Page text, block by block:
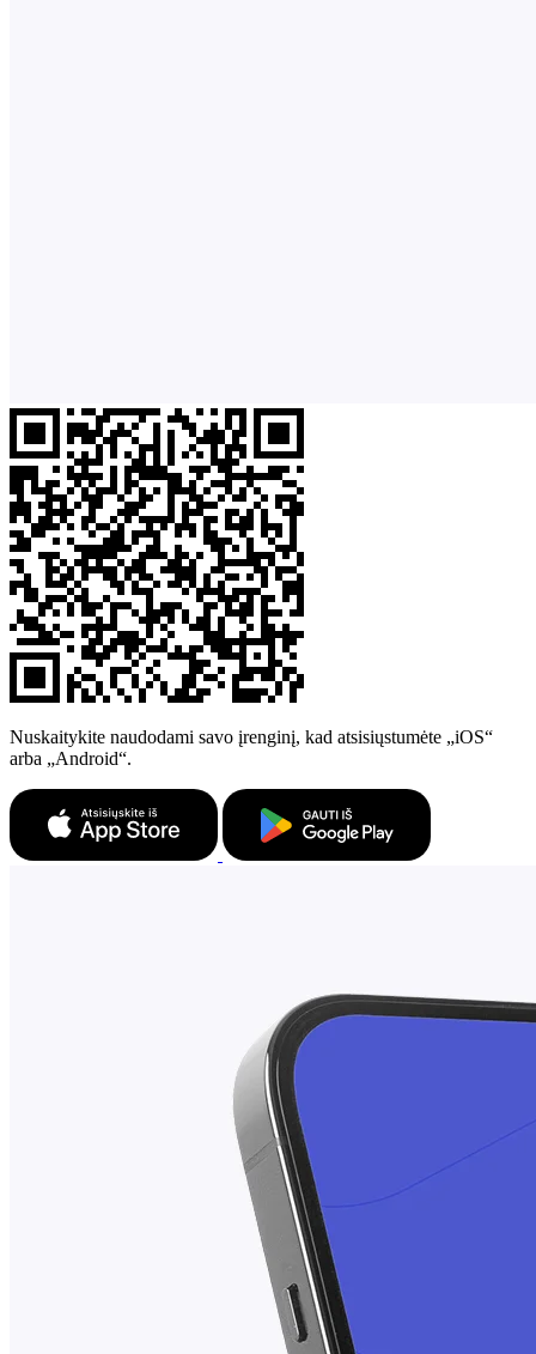
Nuskaitykite naudodami savo įrenginį, kad atsisiųstumėte „iOS“
arba „Android“.